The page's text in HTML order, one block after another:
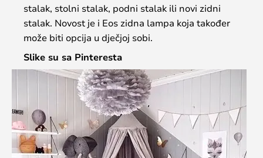
stalak, stolni stalak, podni stalak ili novi zidni
stalak. Novost je i Eos zidna lampa koja također
može biti opcija u dječjoj sobi.
Slike su sa Pinteresta